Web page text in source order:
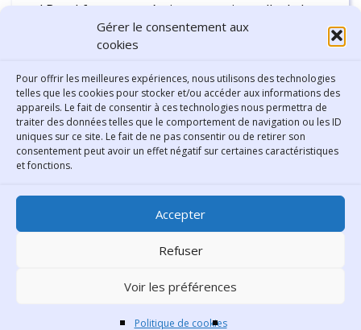
Gérer le consentement aux
cookies
Pour offrir les meilleures expériences, nous utilisons des technologies
telles que les cookies pour stocker et/ou accéder aux informations des
appareils. Le fait de consentir à ces technologies nous permettra de
traiter des données telles que le comportement de navigation ou les ID
uniques sur ce site. Le fait de ne pas consentir ou de retirer son
consentement peut avoir un effet négatif sur certaines caractéristiques
et fonctions.
Accepter
Refuser
Voir les préférences
Politique de cookies
and Breakfast, une création exceptionnelle de Jean-
Pierre Vincent sur des textes de Mark Ravenhill, avec
les étudiants de l’ENSATT. Mais qui est ce
dramadurge anglais ?
Continuer la lecture- 3 min
Bibliothèque municipale de
Lyon
30 Boulevard Vivier-Merle
Téléphone
Contacter le comité éditorial